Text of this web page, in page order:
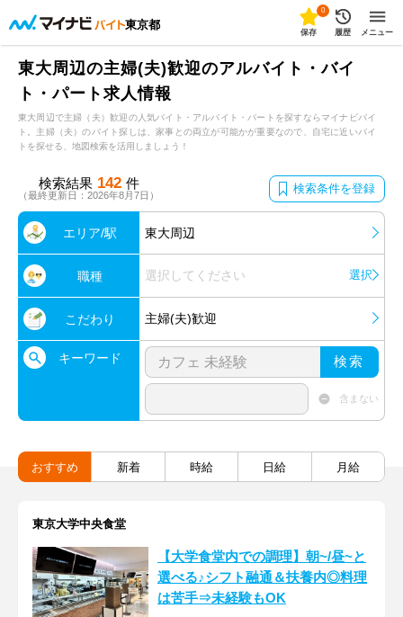
東京都
0
保存 履歴 メニュー
東大周辺の主婦(夫)歓迎のアルバイト・バイ
ト・パート求人情報
東大周辺で主婦（夫）歓迎の人気バイト・アルバイト・パートを探すならマイナビバイ
ト。主婦（夫）のバイト探しは、家事との両立が可能かが重要なので、自宅に近いバイ
トを探せる、地図検索を活用しましょう！
検索結果 142 件
（最終更新日：2026年8月7日） 検索条件を登録
エリア/駅 東大周辺
職種 選択してください 選択
こだわり 主婦(夫)歓迎
キーワード 検索
含まない
おすすめ 新着 時給 日給 月給
東京大学中央食堂
【大学食堂内での調理】朝~/昼~と
選べる♪シフト融通＆扶養内◎料理
は苦手⇒未経験もOK